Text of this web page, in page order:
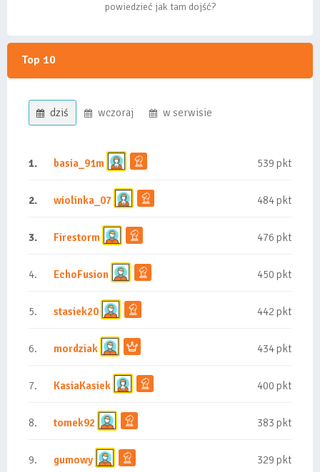
powiedzieć jak tam dojść?
Top 10
dziś wczoraj w serwisie
1. basia_91m 539 pkt
2. wiolinka_07 484 pkt
3. Firestorm 476 pkt
4. EchoFusion 450 pkt
5. stasiek20 442 pkt
6. mordziak 434 pkt
7. KasiaKasiek 400 pkt
8. tomek92 383 pkt
9. gumowy 329 pkt